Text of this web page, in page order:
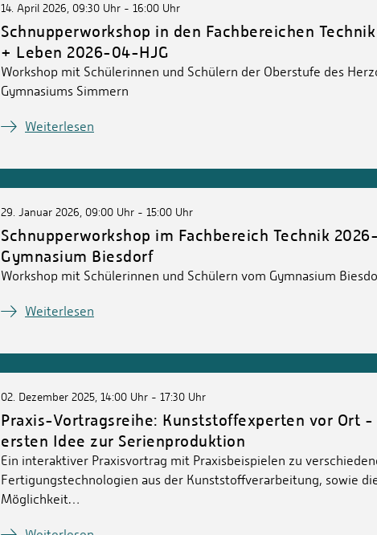
14. April 2026, 09:30 Uhr - 16:00 Uhr
Schnupperworkshop in den Fachbereichen
+ Leben 2026-04-HJG
Workshop mit Schülerinnen und Schülern der Oberstufe des
Gymnasiums Simmern
Weiterlesen
29. Januar 2026, 09:00 Uhr - 15:00 Uhr
Schnupperworkshop im Fachbereich Technik
Gymnasium Biesdorf
Workshop mit Schülerinnen und Schülern vom Gymnasium
Weiterlesen
02. Dezember 2025, 14:00 Uhr - 17:30 Uhr
Praxis-Vortragsreihe: Kunststoffexperten vor Ort -
ersten Idee zur Serienproduktion
Ein interaktiver Praxisvortrag mit Praxisbeispielen zu
Fertigungstechnologien aus der Kunststoffverarbeitung, sowie
Möglichkeit…